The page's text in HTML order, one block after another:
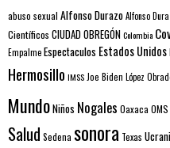
abuso sexual Alfonso DurazoAlfonso
Científicos CIUDAD OBREGÓNColombia
EmpalmeEspectaculos Estados Unidos
Hermosillo IMSS Joe Biden López
MundoNiños Nogales Oaxaca OMS
Salud Sedena sonora Texas